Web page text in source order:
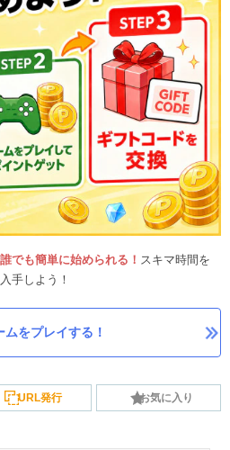
誰でも簡単に始められる！ スキマ時間を
手しよう！
ムをプレイする！
URL発行 お気に入り